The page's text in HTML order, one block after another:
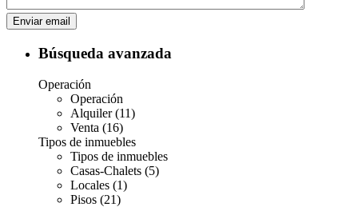
Búsqueda avanzada
Operación
Operación
Alquiler (11)
Venta (16)
Tipos de inmuebles
Tipos de inmuebles
Casas-Chalets (5)
Locales (1)
Pisos (21)